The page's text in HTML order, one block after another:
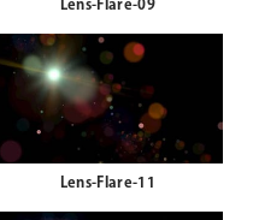
Lens-Flare-09